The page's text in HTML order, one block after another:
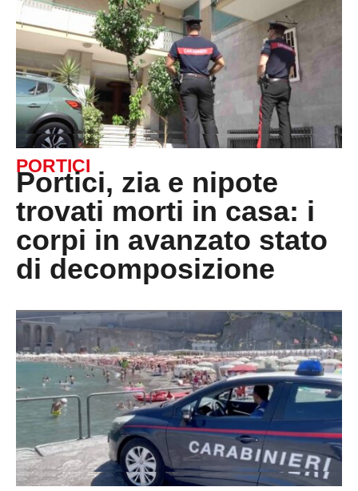
PORTICI
Portici, zia e nipote
trovati morti in casa: i
corpi in avanzato stato
di decomposizione